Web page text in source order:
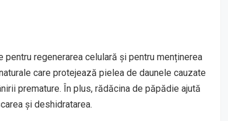
regenerarea celulară și pentru menținerea
care protejează pielea de daunele cauzate
premature. În plus, rădăcina de păpădie ajută
și deshidratarea.